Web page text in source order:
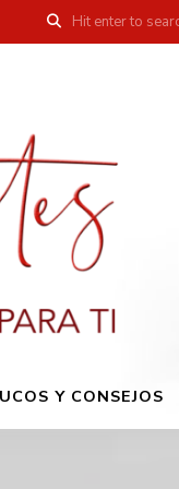
Y CONSEJOS